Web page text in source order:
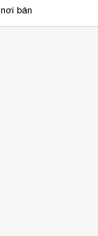
nơi bán